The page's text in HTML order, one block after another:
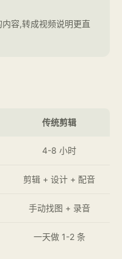
容,转成视频说明更直
传统剪辑
4-8 小时
剪辑 + 设计 + 配音
手动找图 + 录音
一天做 1-2 条